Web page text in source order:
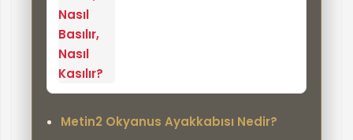
Metin2 Okyanus Ayakkabısı Nedir?